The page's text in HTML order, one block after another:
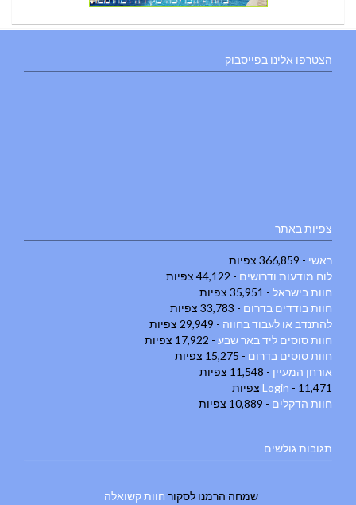
הצטרפו אלינו בפייסבוק
צפיות באתר
ראשי - 366,859 צפיות
לוח מודעות ודרושים - 44,122 צפיות
חוות בישראל - 35,951 צפיות
חוות בודדים בדרום - 33,783 צפיות
להתנדב או לעבוד בחווה - 29,949 צפיות
חוות סוסים ליד באר שבע - 17,922 צפיות
חוות סוסים בדרום - 15,275 צפיות
אורחן המעיין - 11,548 צפיות
Login - 11,471 צפיות
חוות הדקלים - 10,889 צפיות
תגובות גולשים
שמחה הרמנו לסקור חוות קשואלה